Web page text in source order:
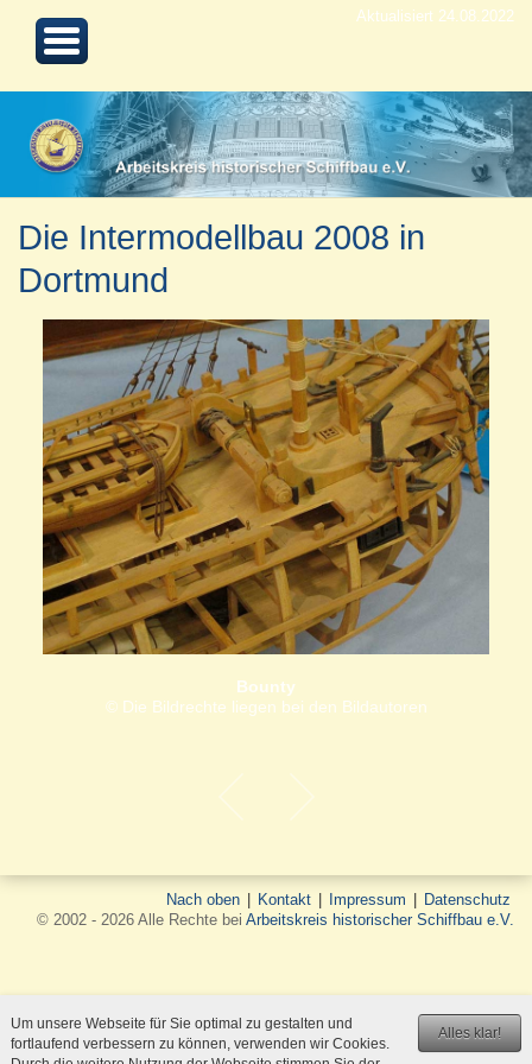
Aktualisiert 24.08.2022
Die Intermodellbau 2008 in
Dortmund
Bounty
© Die Bildrechte liegen bei den Bildautoren
Nach oben Kontakt Impressum
Datenschutz
© 2002 - 2026 Alle Rechte bei Arbeitskreis historischer Schiffbau e.V.
Alles klar!
Um unsere Webseite für Sie optimal zu gestalten und
fortlaufend verbessern zu können, verwenden wir Cookies.